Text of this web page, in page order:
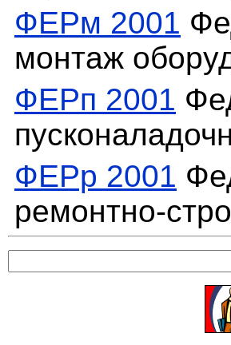
ФЕРм 2001
монтаж
ФЕРп 2001
ФЕРр 2001
ремонтно-